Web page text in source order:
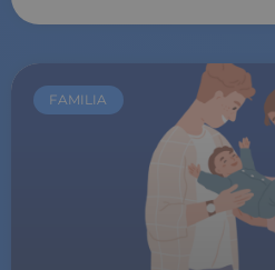
FAMILIA